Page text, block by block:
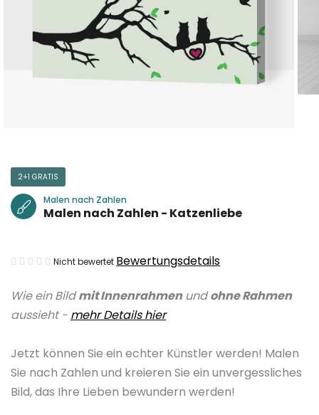
Wie ein Bildmit Innenrahmenundohne Rahmen
aussieht - mehr Details hier
Jetzt können Sie ein echter Künstler werden! Malen
Sie nach Zahlen und kreieren Sie ein unvergessliches
Bild, das Ihre Lieben bewundern werden!
2+1 GRATIS
Malen nach Zahlen
Malen nach Zahlen - Katzenliebe
Die
Produktbewertung
ist
von
5
Sternen.
Nicht bewertet Bewertungsdetails